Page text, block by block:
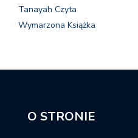
Tanayah Czyta
Wymarzona Książka
O STRONIE